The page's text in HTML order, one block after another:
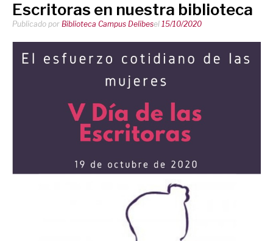
Escritoras en nuestra biblioteca
Publicado por Biblioteca Campus Delibesel 15/10/2020